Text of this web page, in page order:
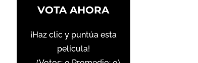
VOTA AHORA
¡Haz clic y puntúa esta
película!